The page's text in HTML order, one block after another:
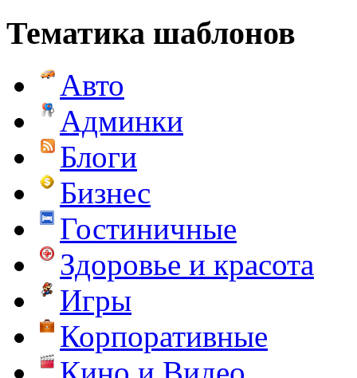
Тематика шаблонов
Авто
Админки
Блоги
Бизнес
Гостиничные
Здоровье и красота
Игры
Корпоративные